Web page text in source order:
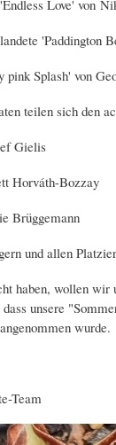
Love' von
'Paddington
pink Splash' von
teilen sich den
Gielis
Horváth-Bozzay
Brüggemann
und allen
haben, wollen wir
unsere
wurde.
Team